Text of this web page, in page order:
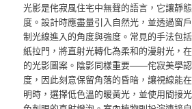
光影是侘寂風住宅中無聲的語言，它讓靜
度。設計時應盡量引入自然光，並透過窗
制光線進入的角度與強度。常見的手法包
紙拉門，將直射光轉化為柔和的漫射光，
的光影圖案。陰影同樣重要——侘寂美學
度，因此刻意保留角落的昏暗，讓視線能
明時，選擇低色溫的暖黃光，並使用間接